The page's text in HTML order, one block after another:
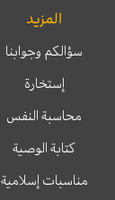
المزيد
سؤالكم وجوابنا
إستخارة
محاسبة النفس
كتابة الوصية
مناسبات إسلامية